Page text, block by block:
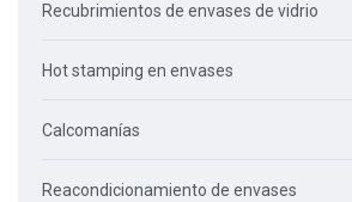
Recubrimientos de envases de vidrio
Hot stamping en envases
Calcomanías
Reacondicionamiento de envases